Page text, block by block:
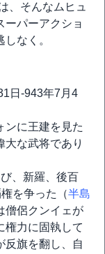
、そんなムヒュ
ーパーアクショ
なく。
日-943年7月4
ンに王建を見た
大な武将であり
、新羅、後百
を争った（半島
僧侶クンイェが
権力に固執して
反旗を翻し、自